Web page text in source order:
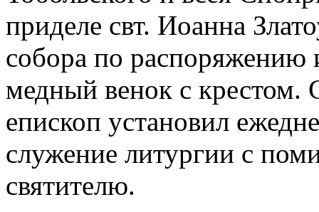
приделе свт. Иоанна
собора по распоряжению
медный венок с крестом.
епископ установил
служение литургии с
святителю.